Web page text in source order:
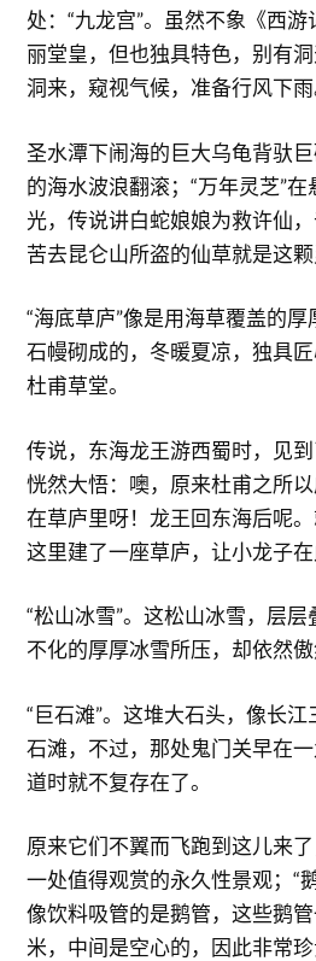
处：“九龙宫”。虽然不象《西
丽堂皇，但也独具特色，别有
洞来，窥视气候，准备行风下雨
圣水潭下闹海的巨大乌龟背驮
的海水波浪翻滚；“万年灵芝”
光，传说讲白蛇娘娘为救许仙
苦去昆仑山所盗的仙草就是这颗
“海底草庐”像是用海草覆盖的
石幔砌成的，冬暖夏凉，独具
杜甫草堂。
传说，东海龙王游西蜀时，见
恍然大悟：噢，原来杜甫之所
在草庐里呀！龙王回东海后呢
这里建了一座草庐，让小龙子在
“松山冰雪”。这松山冰雪，层
不化的厚厚冰雪所压，却依然傲
“巨石滩”。这堆大石头，像长
石滩，不过，那处鬼门关早在
道时就不复存在了。
原来它们不翼而飞跑到这儿来
一处值得观赏的永久性景观；“
像饮料吸管的是鹅管，这些鹅
米，中间是空心的，因此非常珍